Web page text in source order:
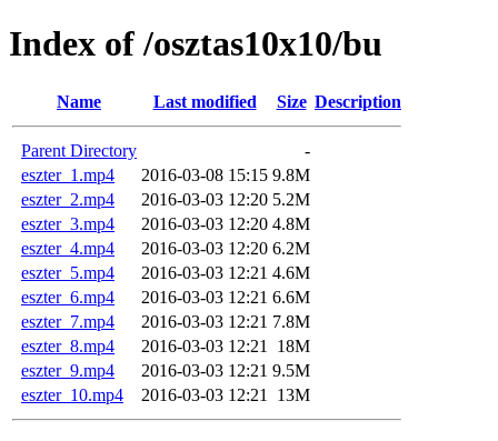
Index of /osztas10x10/bu
Name Last modified Size Description
Parent Directory
-
eszter_1.mp4
2016-03-08 15:15 9.8M
eszter_2.mp4
2016-03-03 12:20 5.2M
eszter_3.mp4
2016-03-03 12:20 4.8M
eszter_4.mp4
2016-03-03 12:20 6.2M
eszter_5.mp4
2016-03-03 12:21 4.6M
eszter_6.mp4
2016-03-03 12:21 6.6M
eszter_7.mp4
2016-03-03 12:21 7.8M
eszter_8.mp4
2016-03-03 12:21
18M
eszter_9.mp4
2016-03-03 12:21 9.5M
eszter_10.mp4
2016-03-03 12:21 13M